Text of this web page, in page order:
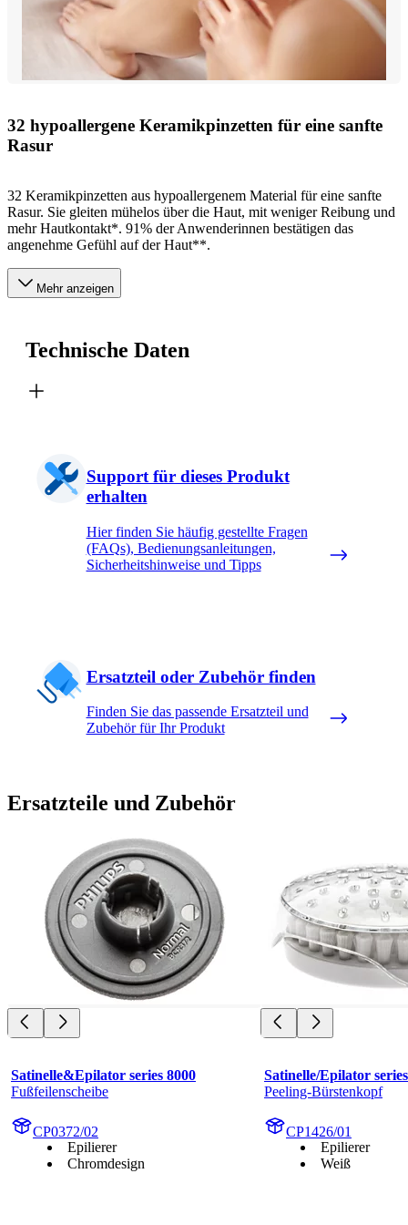
32 hypoallergene Keramikpinzetten für eine sanfte
Rasur
32 Keramikpinzetten aus hypoallergenem Material für eine sanfte
Rasur. Sie gleiten mühelos über die Haut, mit weniger Reibung und
mehr Hautkontakt*. 91% der Anwenderinnen bestätigen das
angenehme Gefühl auf der Haut**.
Mehr anzeigen
Technische Daten
Support für dieses Produkt
erhalten
Hier finden Sie häufig gestellte Fragen
(FAQs), Bedienungsanleitungen,
Sicherheitshinweise und Tipps
Ersatzteil oder Zubehör finden
Finden Sie das passende Ersatzteil und
Zubehör für Ihr Produkt
Ersatzteile und Zubehör
Satinelle&Epilator series 8000
Fußfeilenscheibe
CP0372/02
Epilierer
Chromdesign
Satinelle/Epilator
Peeling-Bürstenkopf
CP1426/01
Epilierer
Weiß